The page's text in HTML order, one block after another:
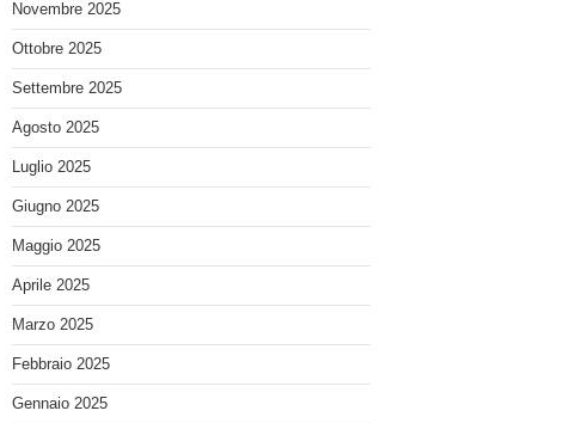
Novembre 2025
Ottobre 2025
Settembre 2025
Agosto 2025
Luglio 2025
Giugno 2025
Maggio 2025
Aprile 2025
Marzo 2025
Febbraio 2025
Gennaio 2025